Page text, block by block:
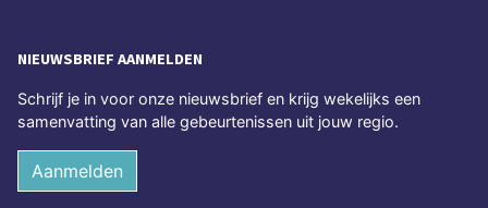
NIEUWSBRIEF AANMELDEN
Schrijf je in voor onze nieuwsbrief en krijg wekelijks een
samenvatting van alle gebeurtenissen uit jouw regio.
Aanmelden